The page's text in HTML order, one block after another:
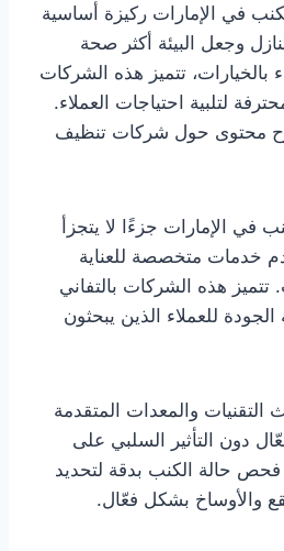
في الإمارات ركيزة أساسية
وجعل البيئة أكثر صحة
تتميز هذه الشركات
لتلبية احتياجات العملاء.
محتوى حول شركات تنظيف
في الإمارات جزءًا لا يتجزأ
خدمات متخصصة للعناية
تتميز هذه الشركات بالتفاني
للعملاء الذين يبحثون
والمعدات المتقدمة
دون التأثير السلبي على
فحص حالة الكنب بدقة لتحديد
والأوساخ بشكل فعّال.